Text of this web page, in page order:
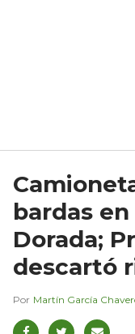
bardas
Dorada;
descartó
Martín García